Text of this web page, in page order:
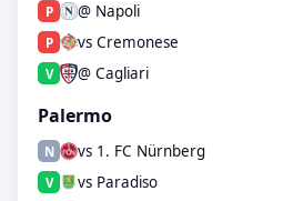
P @ Napoli
P vs Cremonese
V @ Cagliari
Palermo
N vs 1. FC Nürnberg
V vs Paradiso